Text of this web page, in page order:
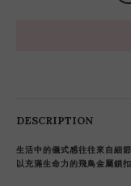
DESCRIPTION
生活中的儀式感往往來自細
以充滿生命力的飛鳥金屬鎖